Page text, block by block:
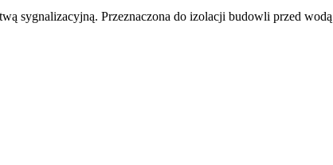
sygnalizacyjną. Przeznaczona do izolacji budowli przed